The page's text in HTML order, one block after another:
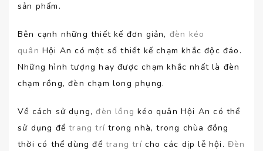
sản phẩm.
Bên cạnh những thiết kế đơn giản, đèn kéo
quân Hội An có một số thiết kế chạm khắc độc đáo.
Những hình tượng hay được chạm khắc nhất là đèn
chạm rồng, đèn chạm long phụng.
Về cách sử dụng,đèn lồng kéo quân Hội An có thể
sử dụng đểtrang trí trong nhà, trong chùa đồng
thời có thể dùng để trang trícho các dịp lễ hội.Đèn